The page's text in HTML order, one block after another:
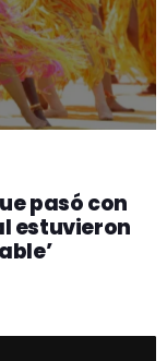
pasó con
estuvieron